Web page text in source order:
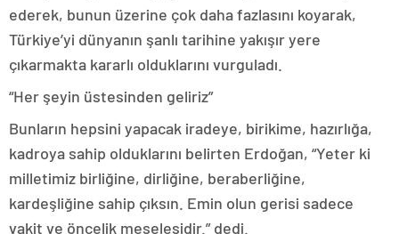
ederek, bunun üzerine çok daha fazlasını koyarak,
Türkiye’yi dünyanın şanlı tarihine yakışır yere
çıkarmakta kararlı olduklarını vurguladı.
“Her şeyin üstesinden geliriz”
Bunların hepsini yapacak iradeye, birikime, hazırlığa,
kadroya sahip olduklarını belirten Erdoğan, “Yeter ki
milletimiz birliğine, dirliğine, beraberliğine,
kardeşliğine sahip çıksın. Emin olun gerisi sadece
vakit ve öncelik meselesidir.” dedi.